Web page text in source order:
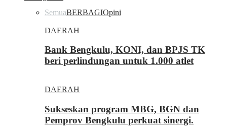
SemuaBERBAGIOpini
DAERAH
Bank Bengkulu, KONI, dan BPJS TK
beri perlindungan untuk 1.000 atlet
DAERAH
Sukseskan program MBG, BGN dan
Pemprov Bengkulu perkuat sinergi.